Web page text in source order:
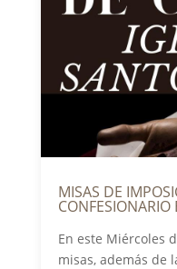
MISAS DE
En este Miércoles
misas, además de